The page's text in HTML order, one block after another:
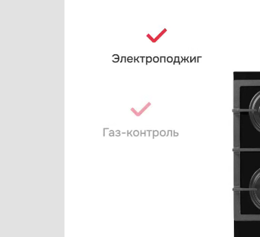
Вентиляторы
Весы
Водонагреватели
Вспениватели молока
Gaggenau